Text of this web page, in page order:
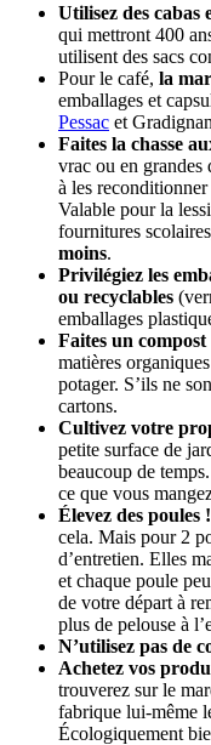
Utilisez des cabas
qui mettront 400
utilisent des sacs
Pour le café, la
emballages et
Pessac et
Faites la chasse
vrac ou en grandes
à les
Valable pour la
fournitures
moins.
Privilégiez les
ou recyclables
emballages
Faites un compost
matières
potager. S’ils ne
cartons.
Cultivez votre
petite surface de
beaucoup de
ce que vous
Élevez des poules !
cela. Mais pour 2
d’entretien. Elles
et chaque poule
de votre départ à
plus de pelouse à
N’utilisez pas de
Achetez vos
trouverez sur le
fabrique lui-même
Écologiquement